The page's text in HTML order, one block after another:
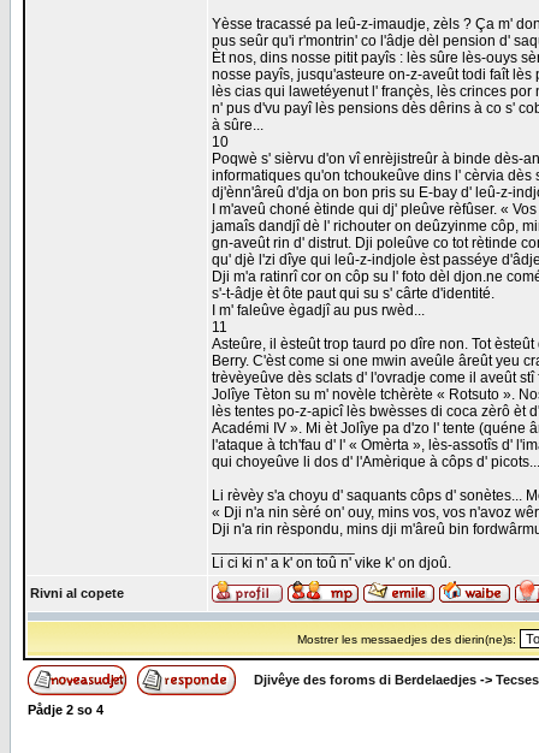
Yèsse tracassé pa leû-z-imaudje, zèls ? Ça m'
pus seûr qu'i r'montrin' co l'âdje dèl pension d'
Èt nos, dins nosse pitit payîs : lès sûre lès-ouys
nosse payîs, jusqu'asteure on-z-aveût todi faît
lès cias qui lawetéyenut l' françès, lès crinces
n' pus d'vu payî lès pensions dès dêrins à co s'
à sûre...
10
Poqwè s' sièrvu d'on vî enrèjistreûr à binde dès-
informatiques qu'on tchoukeûve dins l' cèrvia
dj'ènn'âreû d'dja on bon pris su E-bay d' leû-z-
I m'aveû choné ètinde qui dj' pleûve rèfûser. «
jamaîs dandjî dè l' richouter on deûzyinme côp,
gn-aveût rin d' distrut. Dji poleûve co tot rètinde
qu' djè l'zi dîye qui leû-z-indjole èst passéye
Dji m'a ratinrî cor on côp su l' foto dèl djon.ne
s'-t-âdje èt ôte paut qui su s' cârte d'identité.
I m' faleûve ègadjî au pus rwèd...
11
Asteûre, il èsteût trop taurd po dîre non. Tot
Berry. C'èst come si one mwin aveûle âreût yeu
trèvèyeûve dès sclats d' l'ovradje come il aveût
Jolîye Tèton su m' novèle tchèrète « Rotsuto ».
lès tentes po-z-apicî lès bwèsses di coca zèrô èt
Académi IV ». Mi èt Jolîye pa d'zo l' tente (quéne
l'ataque à tch'fau d' l' « Omèrta », lès-assotîs d'
qui choyeûve li dos d' l'Amèrique à côps d' picots...
Li rèvèy s'a choyu d' saquants côps d' sonètes...
« Dji n'a nin sèré on' ouy, mins vos, vos n'avoz
Dji n'a rin rèspondu, mins dji m'âreû bin
Li ci ki n' a k' on toû n' vike k' on djoû.
Rivni al copete
Mostrer les messaedjes des dierin(ne)s:
Djivêye des foroms di Berdelaedjes ->
Pådje 2 so 4